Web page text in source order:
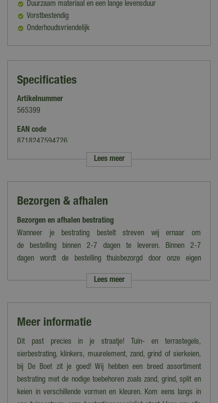
Duurzaam materiaal en een lange levensduur
Vorstbestendig
Onderhoudsvriendelijk
Specificaties
Artikelnummer
565399
EAN code
8718247594726
Merk
Antraciet, Grijs
Uitvoering
Vierkant
112 kg per m²
80x80 cm
Lengte (cm)
80 cm
Breedte (cm)
80 cm
Lees meer
Bezorgen & afhalen
Bezorgen en afhalen bestrating
Wanneer je bestrating bestelt streven wij ernaar om
de bestelling binnen 2-7 dagen te leveren. Binnen 2-7
dagen wordt de bestelling thuisbezorgd door onze eigen
Let op: de verzendkosten variëren van tarief i.v.m. grootte en het
kosten.
Kies je ervoor om de bestelling op te halen in ons magazijn/onze
winkel dan kan dat tot 16:30 uur. Wij laten je dan vooraf weten
wanneer en waar de bestelling precies klaarstaat.
Bezorgen op Waddeneilanden/Zeeland
Woon je op de Waddeneilanden of in Zeeland en wil je
Lees meer
Meer informatie
Dit past precies in je straatje! Tuin- en terrastegels,
sierbestrating, klinkers, muurelement, zand, grind of sierkeien,
bij De Boet zit je goed! Wij hebben een breed assortiment
bestrating met de nodige toebehoren zoals zand, grind, split en
keien in verschillende vormen en kleuren. Kom eens langs in